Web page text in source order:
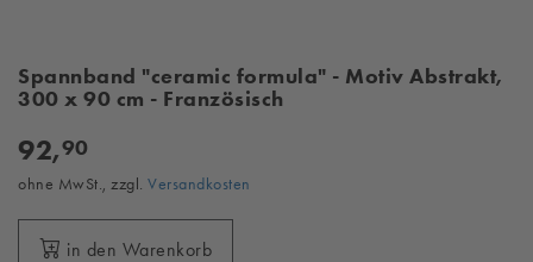
Spannband "ceramic formula" - Motiv Abstrakt,
300 x 90 cm - Französisch
92,90
ohne MwSt., zzgl. Versandkosten
in den Warenkorb